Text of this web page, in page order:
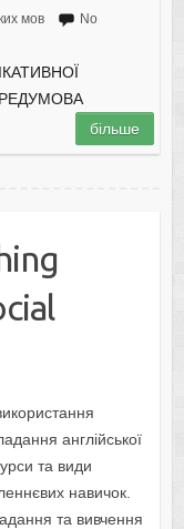
мов
No
більше
англійської
та види
навичок.
та вивчення